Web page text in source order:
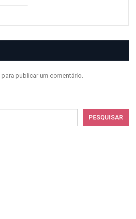
para publicar um comentário.
PESQUISAR